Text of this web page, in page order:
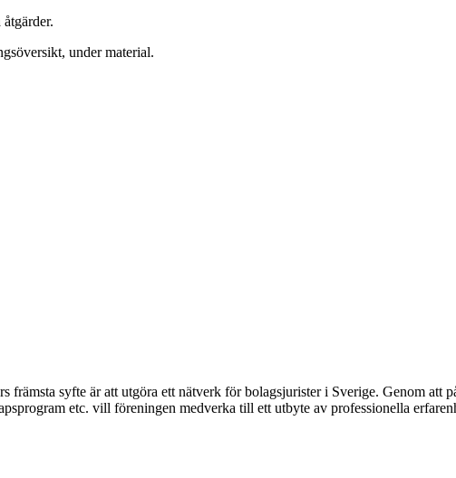
under material.
främsta syfte är att utgöra ett nätverk för bolagsjurister i Sverige. Genom att
etc. vill föreningen medverka till ett utbyte av professionella